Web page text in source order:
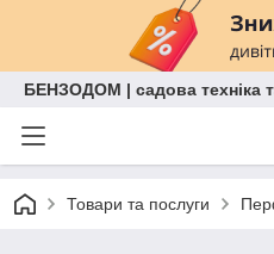
БЕНЗОДОМ | садова техніка
Товари та послуги